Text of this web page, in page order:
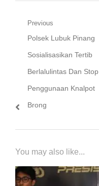
Navigasi
pos
Previous
Previous
post:
Polsek Lubuk Pinang
Sosialisasikan Tertib
Berlalulintas Dan Stop
Penggunaan Knalpot
Brong
You may also like...